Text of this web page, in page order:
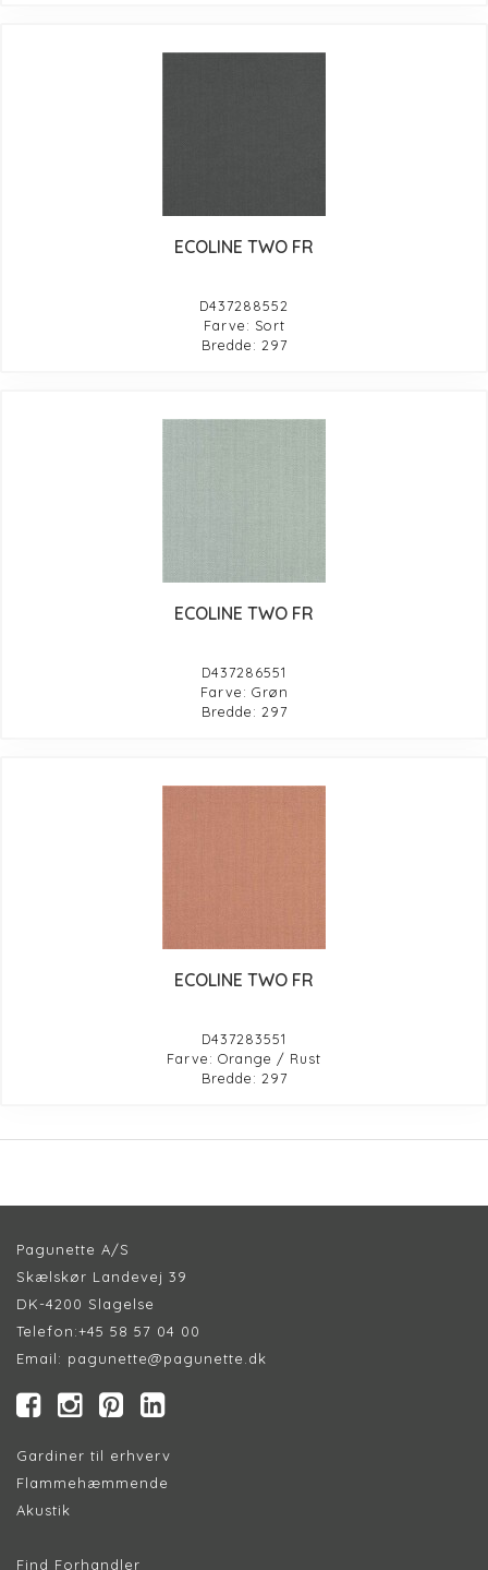
ECOLINE TWO FR
D437288552
Farve: Sort
Bredde: 297
ECOLINE TWO FR
D437286551
Farve: Grøn
Bredde: 297
ECOLINE TWO FR
D437283551
Farve: Orange / Rust
Bredde: 297
Pagunette A/S
Skælskør Landevej 39
DK-4200 Slagelse
Telefon:+45 58 57 04 00
Email: pagunette@pagunette.dk
Gardiner til erhverv
Flammehæmmende
Akustik
Find Forhandler